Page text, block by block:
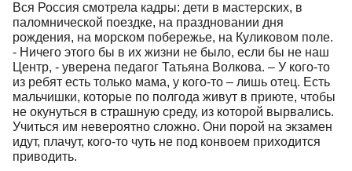
Вся Россия смотрела кадры: дети в мастерских, в
паломнической поездке, на праздновании дня
рождения, на морском побережье, на Куликовом поле.
- Ничего этого бы в их жизни не было, если бы не наш
Центр, - уверена педагог Татьяна Волкова. – У кого-то
из ребят есть только мама, у кого-то – лишь отец. Есть
мальчишки, которые по полгода живут в приюте, чтобы
не окунуться в страшную среду, из которой вырвались.
Учиться им невероятно сложно. Они порой на экзамен
идут, плачут, кого-то чуть не под конвоем приходится
приводить.